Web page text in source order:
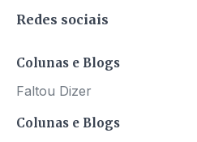
Redes sociais
Colunas e Blogs
Faltou Dizer
Colunas e Blogs